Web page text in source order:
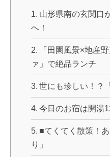
山形県南の玄関口
へ！
「田園風景×地産
ァ」で絶品ランチ
世にも珍しい！？
今日のお宿は開湯
■てくてく散策！
り」